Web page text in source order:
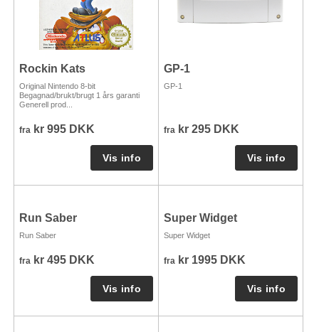
Rockin Kats
Original Nintendo 8-bit
Begagnad/brukt/brugt 1 års garanti
Generell prod...
fra kr 995 DKK
GP-1
GP-1
fra kr 295 DKK
Run Saber
Run Saber
fra kr 495 DKK
Super Widget
Super Widget
fra kr 1995 DKK